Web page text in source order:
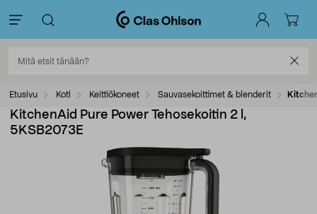
Etusivu Koti Keittiökoneet Sauvasekoittimet & blenderit
KitchenAid Pure Power Tehosekoitin 2 l,
5KSB2073E